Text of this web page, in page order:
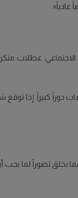
عطلات
يخلق تصوراً لما